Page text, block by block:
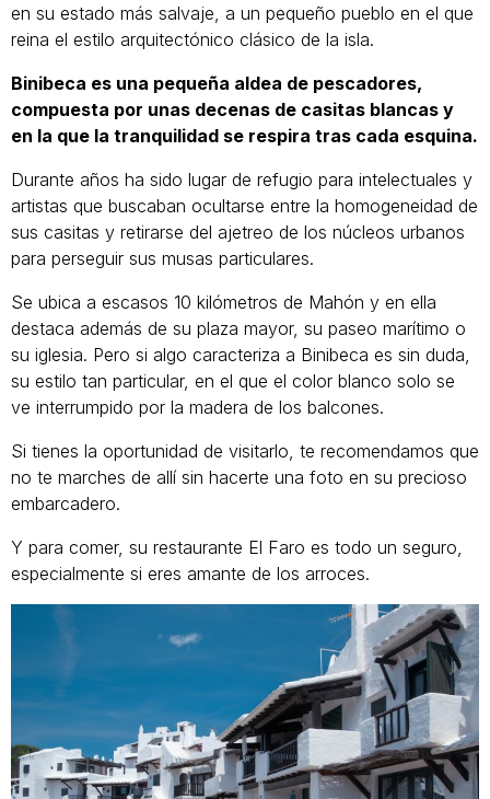
en su estado más salvaje, a un pequeño pueblo en el que
reina el estilo arquitectónico clásico de la isla.
Binibeca es una pequeña aldea de pescadores,
compuesta por unas decenas de casitas blancas y
en la que la tranquilidad se respira tras cada esquina.
Durante años ha sido lugar de refugio para intelectuales y
artistas que buscaban ocultarse entre la homogeneidad de
sus casitas y retirarse del ajetreo de los núcleos urbanos
para perseguir sus musas particulares.
Se ubica a escasos 10 kilómetros de Mahón y en ella
destaca además de su plaza mayor, su paseo marítimo o
su iglesia. Pero si algo caracteriza a Binibeca es sin duda,
su estilo tan particular, en el que el color blanco solo se
ve interrumpido por la madera de los balcones.
Si tienes la oportunidad de visitarlo, te recomendamos que
no te marches de allí sin hacerte una foto en su precioso
embarcadero.
Y para comer, su restaurante El Faro es todo un seguro,
especialmente si eres amante de los arroces.